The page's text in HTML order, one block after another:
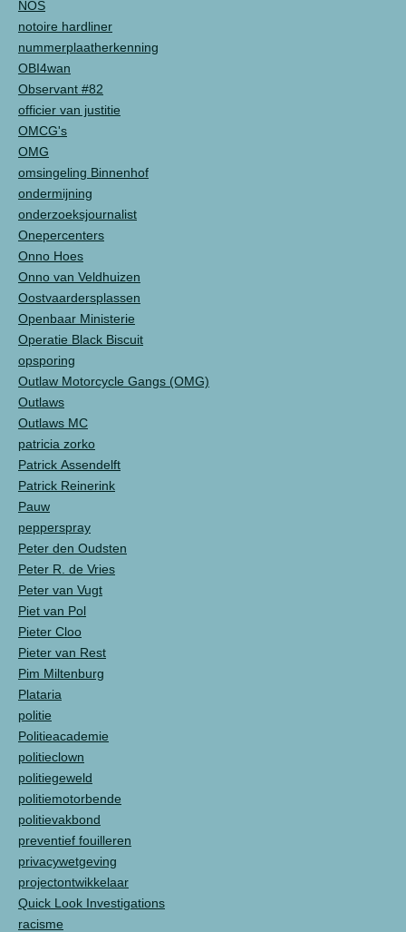
NOS
notoire hardliner
nummerplaatherkenning
OBI4wan
Observant #82
officier van justitie
OMCG's
OMG
omsingeling Binnenhof
ondermijning
onderzoeksjournalist
Onepercenters
Onno Hoes
Onno van Veldhuizen
Oostvaardersplassen
Openbaar Ministerie
Operatie Black Biscuit
opsporing
Outlaw Motorcycle Gangs (OMG)
Outlaws
Outlaws MC
patricia zorko
Patrick Assendelft
Patrick Reinerink
Pauw
pepperspray
Peter den Oudsten
Peter R. de Vries
Peter van Vugt
Piet van Pol
Pieter Cloo
Pieter van Rest
Pim Miltenburg
Plataria
politie
Politieacademie
politieclown
politiegeweld
politiemotorbende
politievakbond
preventief fouilleren
privacywetgeving
projectontwikkelaar
Quick Look Investigations
racisme